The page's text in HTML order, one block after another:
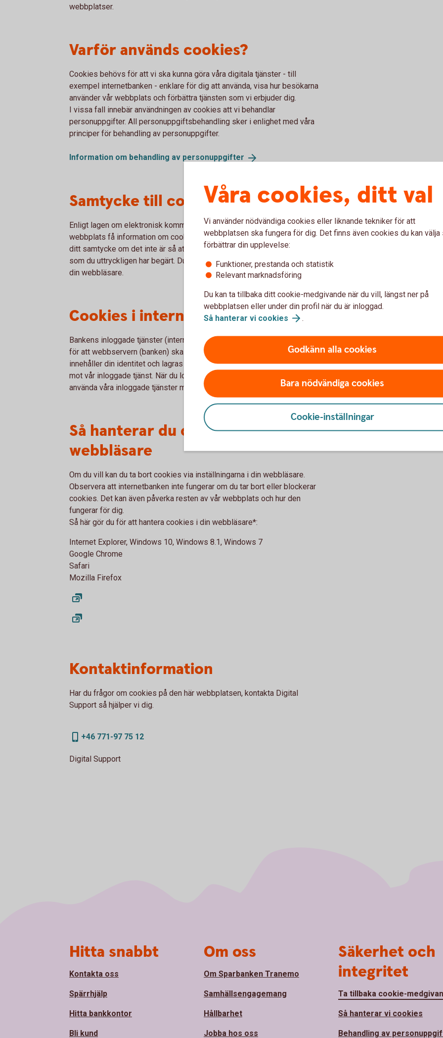
webbplatser.
Varför används cookies?
Cookies behövs för att vi ska kunna göra våra digitala tjänster - till
exempel internetbanken - enklare för dig att använda, visa hur besökarna
använder vår webbplats och förbättra tjänsten som vi erbjuder dig.
I vissa fall innebär användningen av cookies att vi behandlar
personuppgifter. All personuppgiftsbehandling sker i enlighet med våra
principer för behandling av personuppgifter.
Information om behandling av personuppgifter
Samtycke till cookies
Enligt lagen om elektronisk kommunikation ska alla som besöker en
webbplats få information om cookies och vad de används till. Vi behöver
ditt samtycke om det inte är så att cookies är nödvändiga för den tjänst
som du uttryckligen har begärt. Du samtycker genom att tillåta cookies i
din webbläsare.
Cookies i internetbanken
Bankens inloggade tjänster (internetbanken) använder sessionscookies
för att webbservern (banken) ska kunna hålla isär olika användare. Cookien
innehåller din identitet och lagras i din dator så länge du är uppkopplad
mot vår inloggade tjänst. När du loggar ut försvinner den. För att kunna
använda våra inloggade tjänster måste du tillåta cookies i din webbläsare.
Så hanterar du cookies i din
webbläsare
Om du vill kan du ta bort cookies via inställningarna i din webbläsare.
Observera att internetbanken inte fungerar om du tar bort eller blockerar
cookies. Det kan även påverka resten av vår webbplats och hur den
fungerar för dig.
Så här gör du för att hantera cookies i din webbläsare*:
Internet Explorer, Windows 10, Windows 8.1, Windows 7
Google Chrome
Safari
Mozilla Firefox
Kontaktinformation
Har du frågor om cookies på den här webbplatsen, kontakta Digital
Support så hjälper vi dig.
+46 771-97 75 12
Digital Support
Våra cookies, ditt val
Vi använder nödvändiga cookies eller liknande tekniker för att
webbplatsen ska fungera för dig. Det finns även cookies du kan välja
förbättrar din upplevelse:
Funktioner, prestanda och statistik
Relevant marknadsföring
Du kan ta tillbaka ditt cookie-medgivande när du vill, längst ner på
webbplatsen eller under din profil när du är inloggad.
Så hanterar vi cookies .
Godkänn alla cookies
Bara nödvändiga cookies
Cookie-inställningar
Hitta snabbt
Kontakta oss
Spärrhjälp
Hitta bankkontor
Bli kund
Om oss
Om Sparbanken Tranemo
Samhällsengagemang
Hållbarhet
Jobba hos oss
Säkerhet och
integritet
Ta tillbaka cookie-
Så hanterar vi cookies
Behandling av